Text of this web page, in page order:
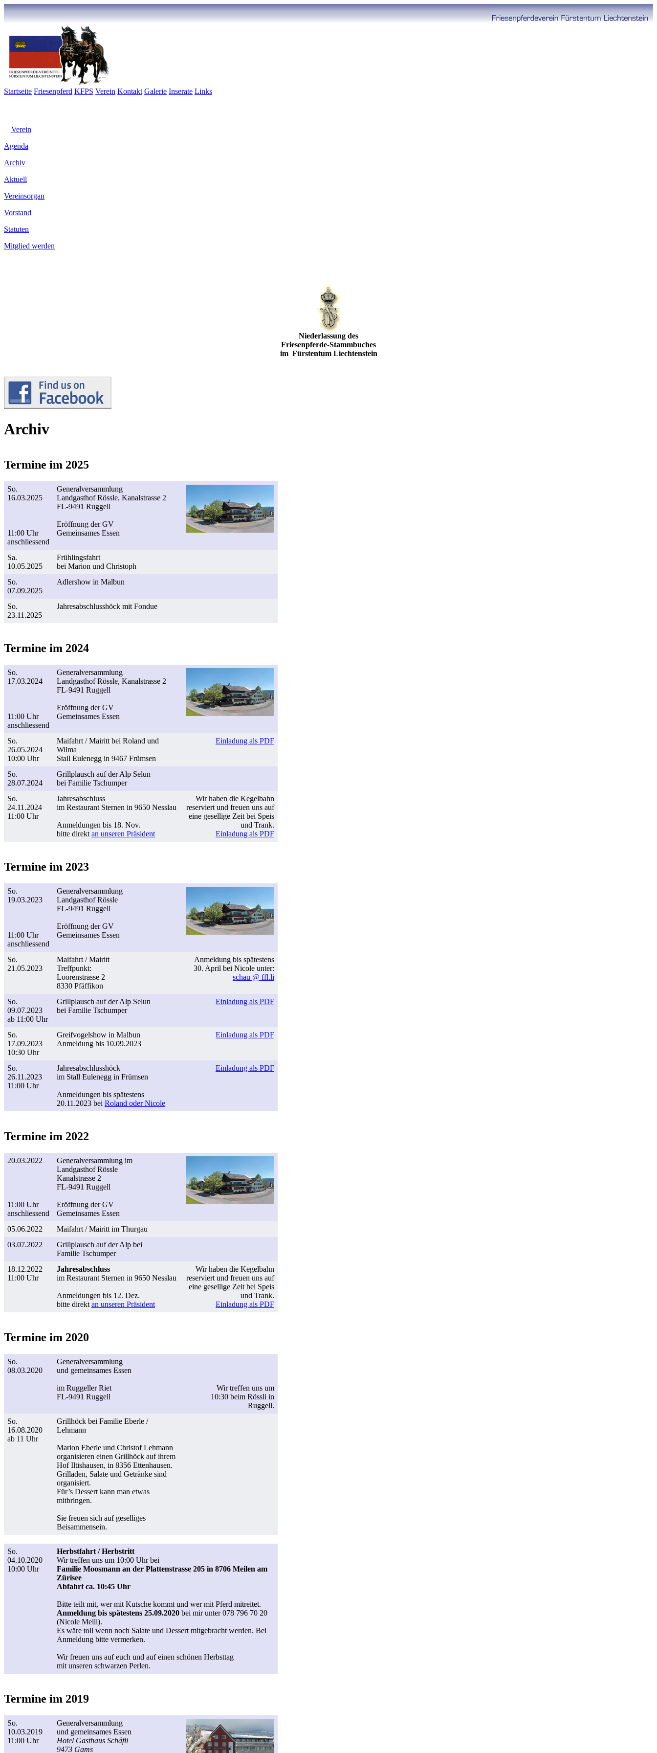
Startseite Friesenpferd KFPS Verein Kontakt Galerie Inserate Links
Verein
Agenda
Archiv
Aktuell
Vereinsorgan
Vorstand
Statuten
Mitglied werden
Niederlassung des
Friesenpferde-Stammbuches
im Fürstentum Liechtenstein
Archiv
Termine im 2025
So.
16.03.2025
11:00 Uhr
anschliessend
Generalversammlung
Landgasthof Rössle, Kanalstrasse 2
FL-9491 Ruggell
Eröffnung der GV
Gemeinsames Essen
Sa.
10.05.2025
Frühlingsfahrt
bei Marion und Christoph
So.
07.09.2025
Adlershow in Malbun
So.
23.11.2025
Jahresabschlusshöck mit Fondue
Termine im 2024
So.
17.03.2024
11:00 Uhr
anschliessend
Generalversammlung
Landgasthof Rössle, Kanalstrasse 2
FL-9491 Ruggell
Eröffnung der GV
Gemeinsames Essen
So.
26.05.2024
10:00 Uhr
Maifahrt / Mairitt bei Roland und
Wilma
Stall Eulenegg in 9467 Frümsen
Einladung als PDF
So.
28.07.2024
Grillplausch auf der Alp Selun
bei Familie Tschumper
So.
24.11.2024
11:00 Uhr
Jahresabschluss
im Restaurant Sternen in 9650 Nesslau
Anmeldungen bis 18. Nov.
bitte direkt an unseren Präsident
Wir haben die Kegelbahn
reserviert und freuen uns auf
eine gesellige Zeit bei Speis
und Trank.
Einladung als PDF
Termine im 2023
So.
19.03.2023
11:00 Uhr
anschliessend
Generalversammlung
Landgasthof Rössle
FL-9491 Ruggell
Eröffnung der GV
Gemeinsames Essen
So.
21.05.2023
Maifahrt / Mairitt
Treffpunkt:
Loorenstrasse 2
8330 Pfäffikon
Anmeldung bis spätestens
30. April bei Nicole unter:
schau @ ffl.li
So.
09.07.2023
ab 11:00 Uhr
Grillplausch auf der Alp Selun
bei Familie Tschumper
Einladung als PDF
So.
17.09.2023
10:30 Uhr
Greifvogelshow in Malbun
Anmeldung bis 10.09.2023
Einladung als PDF
So.
26.11.2023
11:00 Uhr
Jahresabschlusshöck
im Stall Eulenegg in Frümsen
Anmeldungen bis spätestens
20.11.2023 bei Roland oder Nicole
Einladung als PDF
Termine im 2022
20.03.2022
11:00 Uhr
anschliessend
Generalversammlung im
Landgasthof Rössle
Kanalstrasse 2
FL-9491 Ruggell
Eröffnung der GV
Gemeinsames Essen
05.06.2022
Maifahrt / Mairitt im Thurgau
03.07.2022
Grillplausch auf der Alp bei
Familie Tschumper
18.12.2022
11:00 Uhr
Jahresabschluss
im Restaurant Sternen in 9650 Nesslau
Anmeldungen bis 12. Dez.
bitte direkt an unseren Präsident
Wir haben die Kegelbahn
reserviert und freuen uns auf
eine gesellige Zeit bei Speis
und Trank.
Einladung als PDF
Termine im 2020
So.
08.03.2020
Generalversammlung
und gemeinsames Essen
im Ruggeller Riet
FL-9491 Ruggell
Wir treffen uns um
10:30 beim Rössli in
Ruggell.
So.
16.08.2020
ab 11 Uhr
Grillhöck bei Familie Eberle /
Lehmann
Marion Eberle und Christof Lehmann
organisieren einen Grillhöck auf ihrem
Hof Iltishausen, in 8356 Ettenhausen.
Grilladen, Salate und Getränke sind
organisiert.
Für’s Dessert kann man etwas
mitbringen.
Sie freuen sich auf geselliges
Beisammensein.
So.
04.10.2020
10:00 Uhr
Herbstfahrt / Herbstritt
Wir treffen uns um 10:00 Uhr bei
Familie Moosmann an der Plattenstrasse 205 in 8706 Meilen am
Zürisee
Abfahrt ca. 10:45 Uhr
Bitte teilt mit, wer mit Kutsche kommt und wer mit Pferd mitreitet.
Anmeldung bis spätestens 25.09.2020 bei mir unter 078 796 70 20
(Nicole Meili).
Es wäre toll wenn noch Salate und Dessert mitgebracht werden. Bei
Anmeldung bitte vermerken.
Wir freuen uns auf euch und auf einen schönen Herbsttag
mit unseren schwarzen Perlen.
Termine im 2019
So.
10.03.2019
11:00 Uhr
Generalversammlung
und gemeinsames Essen
Hotel Gasthaus Schäfli
9473 Gams